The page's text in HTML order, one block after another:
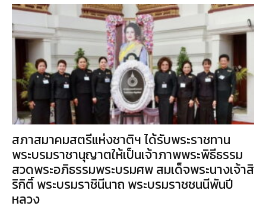
สภาสมาคมสตรีแห่งชาติฯ ได้รับพระราชทาน
พระบรมราชานุญาตให้เป็นเจ้าภาพพระพิธีธรรม
สวดพระอภิธรรมพระบรมศพ สมเด็จพระนางเจ้าสิ
ริกิติ์ พระบรมราชินีนาถ พระบรมราชชนนีพันปี
หลวง